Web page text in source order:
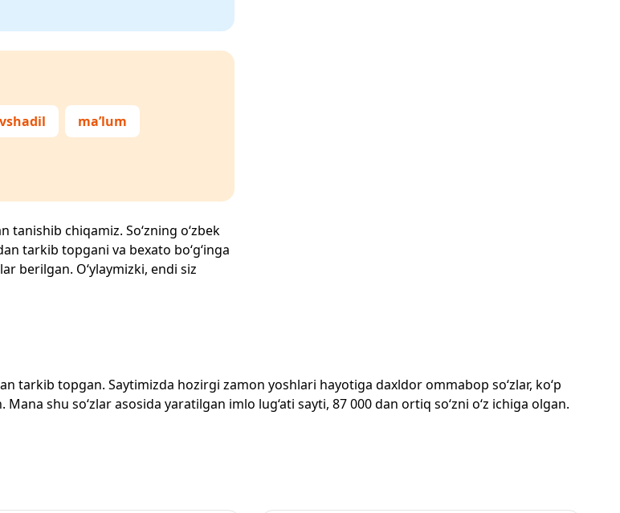
ma’lum
tanishib chiqamiz. So‘zning o‘zbek
tarkib topgani va bexato bo‘g‘inga
berilgan. O‘ylaymizki, endi siz
tarkib topgan. Saytimizda hozirgi zamon yoshlari hayotiga daxldor ommabop so‘zlar, ko‘p
shu so‘zlar asosida yaratilgan imlo lug‘ati sayti, 87 000 dan ortiq so‘zni o‘z ichiga olgan.